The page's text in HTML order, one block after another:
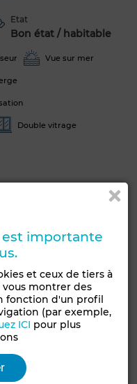
Etat
Bon état / habitable
Vue sur mer
Double vitrage
importante
et ceux de tiers à
montrer des
fonction d'un profil
(par exemple,
ICI pour plus